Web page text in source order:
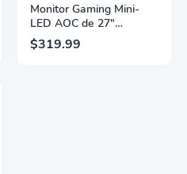
Monitor Gaming Mini-
LED AOC de 27"
Pulgadas, QHD
2560×1440, 320Hz, 1ms
$319.99